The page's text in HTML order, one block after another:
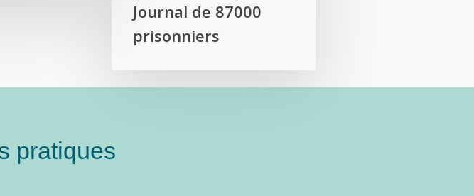
Journal de 87000
prisonniers
pratiques